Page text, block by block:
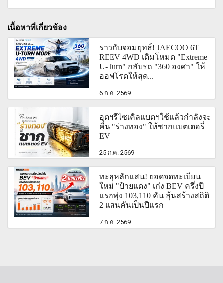
เนื้อหาที่เกี่ยวข้อง
ราวกับจอมยุทธ์! JAECOO 6T
REEV 4WD เติมโหมด "Extreme
U-Turn" กลับรถ "360 องศา" ให้
ออฟโรดให้สุด...
6 ก.ค. 2569
อุตฯรีไซเคิลแบตฯใช้แล้วกำลังจะ
คืน "ร่างทอง" ให้ซากแบตเตอรี่
EV
25 ก.ค. 2569
ทะลุหลักแสน! ยอดจดทะเบียน
ใหม่ "ป้ายแดง" เก๋ง BEV ครึ่งปี
แรกพุ่ง 103,110 คัน ลุ้นสร้างสถิติ
2 แสนคันเป็นปีแรก
7 ก.ค. 2569